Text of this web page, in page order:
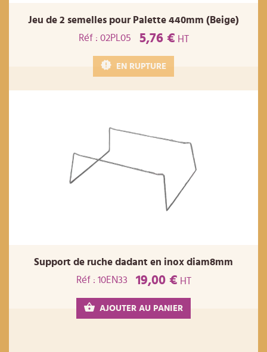
Jeu de 2 semelles pour Palette 440mm (Beige)
Réf : 02PL05
5,76 € HT
EN RUPTURE
Support de ruche dadant en inox diam8mm
Réf : 10EN33
19,00 € HT
AJOUTER AU PANIER